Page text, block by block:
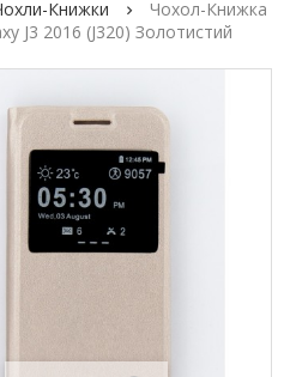
Книжки
Чохол-Книжка
J3 2016 (J320) Золотистий